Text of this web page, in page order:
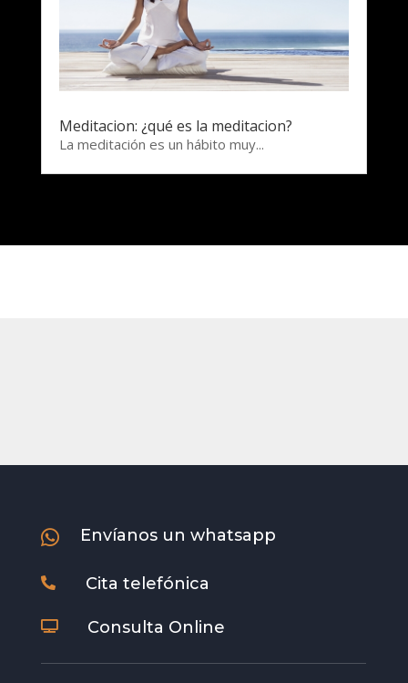
Meditacion: ¿qué es la meditacion?
La meditación es un hábito muy...
 Envíanos un whatsapp
 Cita telefónica
 Consulta Online